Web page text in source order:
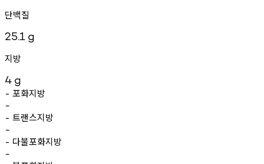
단백질
25.1 g
지방
4 g
- 포화지방
-
- 트랜스지방
-
- 다불포화지방
-